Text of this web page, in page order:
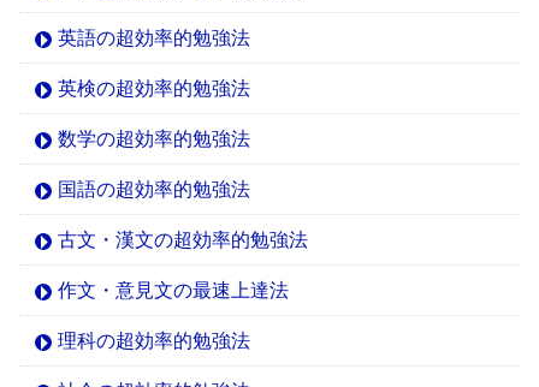
英語の超効率的勉強法
英検の超効率的勉強法
数学の超効率的勉強法
国語の超効率的勉強法
古文・漢文の超効率的勉強法
作文・意見文の最速上達法
理科の超効率的勉強法